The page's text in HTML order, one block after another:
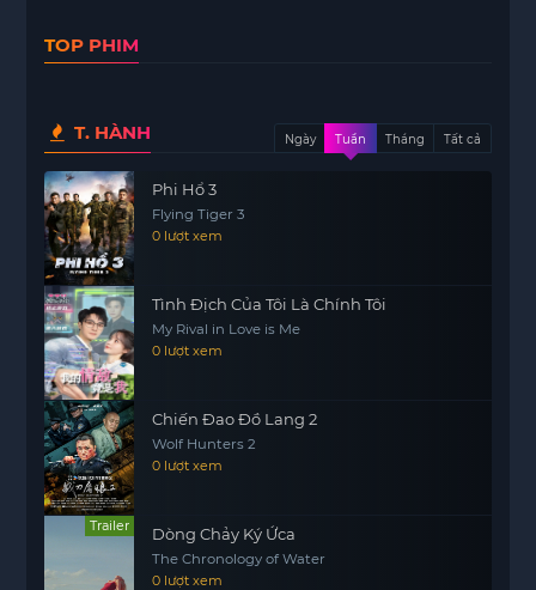
TOP PHIM
T. HÀNH Ngày Tuần Tháng Tất cả
Phi Hổ 3
Flying Tiger 3
0 lượt xem
Tình Địch Của Tôi Là Chính Tôi
My Rival in Love is Me
0 lượt xem
Chiến Đao Đồ Lang 2
Wolf Hunters 2
0 lượt xem
Trailer Dòng Chảy Ký Ứca
The Chronology of Water
0 lượt xem